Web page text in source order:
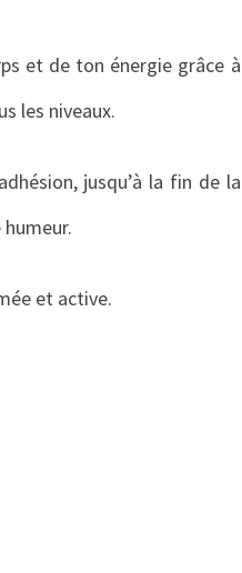
et de ton énergie grâce à
les niveaux.
jusqu’à la fin de la
et active.